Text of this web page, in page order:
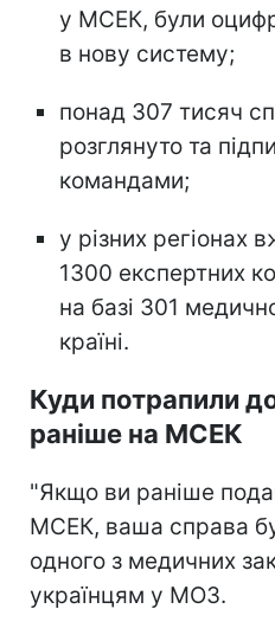
у МСЕК, були
в нову систему;
понад 307 тисяч
розглянуто та
командами;
у різних регіонах
1300 експертних
на базі 301
країні.
Куди потрапили
раніше на МСЕК
"Якщо ви раніше
МСЕК, ваша справа
одного з медичних
українцям у МОЗ.